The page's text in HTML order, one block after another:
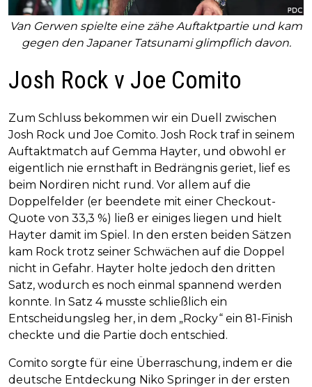
Van Gerwen spielte eine zähe Auftaktpartie und kam
gegen den Japaner Tatsunami glimpflich davon.
Josh Rock v Joe Comito
Zum Schluss bekommen wir ein Duell zwischen
Josh Rock und Joe Comito. Josh Rock traf in seinem
Auftaktmatch auf Gemma Hayter, und obwohl er
eigentlich nie ernsthaft in Bedrängnis geriet, lief es
beim Nordiren nicht rund. Vor allem auf die
Doppelfelder (er beendete mit einer Checkout-
Quote von 33,3 %) ließ er einiges liegen und hielt
Hayter damit im Spiel. In den ersten beiden Sätzen
kam Rock trotz seiner Schwächen auf die Doppel
nicht in Gefahr. Hayter holte jedoch den dritten
Satz, wodurch es noch einmal spannend werden
konnte. In Satz 4 musste schließlich ein
Entscheidungsleg her, in dem „Rocky“ ein 81-Finish
checkte und die Partie doch entschied.
Comito sorgte für eine Überraschung, indem er die
deutsche Entdeckung Niko Springer in der ersten